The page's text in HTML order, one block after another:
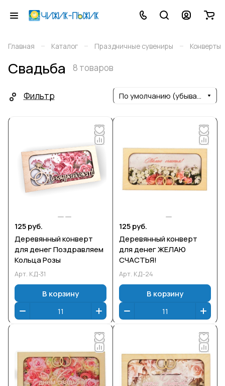
Главная – Каталог – Праздничные сувениры – Конверты
Свадьба 8 товаров
Фильтр По умолчанию (убывание)
125 руб.
Деревянный конверт
для денег Поздравляем
Кольца Розы
Арт. КД-31
В корзину
125 руб.
Деревянный конверт
для денег ЖЕЛАЮ
СЧАСТЬЯ!
Арт. КД-24
В корзину